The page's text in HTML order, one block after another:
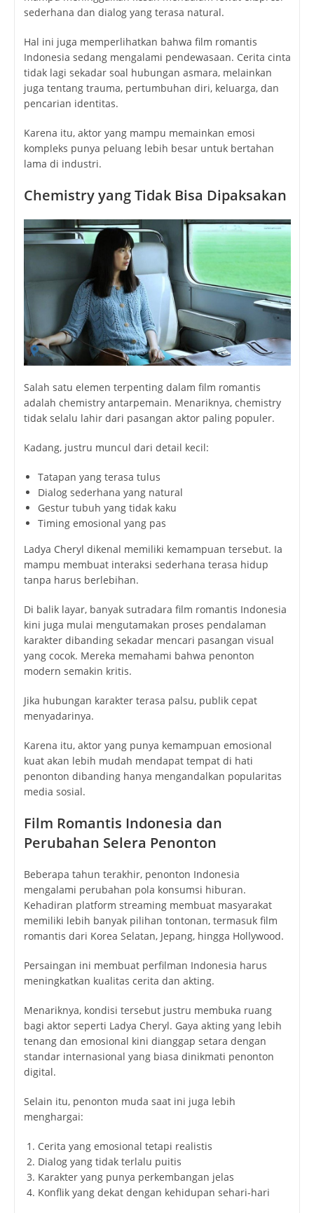
sederhana dan dialog yang terasa natural.
Hal ini juga memperlihatkan bahwa film romantis
Indonesia sedang mengalami pendewasaan. Cerita cinta
tidak lagi sekadar soal hubungan asmara, melainkan
juga tentang trauma, pertumbuhan diri, keluarga, dan
pencarian identitas.
Karena itu, aktor yang mampu memainkan emosi
kompleks punya peluang lebih besar untuk bertahan
lama di industri.
Chemistry yang Tidak Bisa Dipaksakan
Salah satu elemen terpenting dalam film romantis
adalah chemistry antarpemain. Menariknya, chemistry
tidak selalu lahir dari pasangan aktor paling populer.
Kadang, justru muncul dari detail kecil:
Tatapan yang terasa tulus
Dialog sederhana yang natural
Gestur tubuh yang tidak kaku
Timing emosional yang pas
Ladya Cheryl dikenal memiliki kemampuan tersebut. Ia
mampu membuat interaksi sederhana terasa hidup
tanpa harus berlebihan.
Di balik layar, banyak sutradara film romantis Indonesia
kini juga mulai mengutamakan proses pendalaman
karakter dibanding sekadar mencari pasangan visual
yang cocok. Mereka memahami bahwa penonton
modern semakin kritis.
Jika hubungan karakter terasa palsu, publik cepat
menyadarinya.
Karena itu, aktor yang punya kemampuan emosional
kuat akan lebih mudah mendapat tempat di hati
penonton dibanding hanya mengandalkan popularitas
media sosial.
Film Romantis Indonesia dan
Perubahan Selera Penonton
Beberapa tahun terakhir, penonton Indonesia
mengalami perubahan pola konsumsi hiburan.
Kehadiran platform streaming membuat masyarakat
memiliki lebih banyak pilihan tontonan, termasuk film
romantis dari Korea Selatan, Jepang, hingga Hollywood.
Persaingan ini membuat perfilman Indonesia harus
meningkatkan kualitas cerita dan akting.
Menariknya, kondisi tersebut justru membuka ruang
bagi aktor seperti Ladya Cheryl. Gaya akting yang lebih
tenang dan emosional kini dianggap setara dengan
standar internasional yang biasa dinikmati penonton
digital.
Selain itu, penonton muda saat ini juga lebih
menghargai:
Cerita yang emosional tetapi realistis
Dialog yang tidak terlalu puitis
Karakter yang punya perkembangan jelas
Konflik yang dekat dengan kehidupan sehari-hari